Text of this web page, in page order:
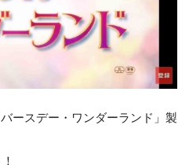
ースデー・ワンダーランド」製